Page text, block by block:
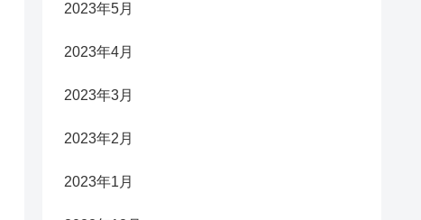
2023年5月
2023年4月
2023年3月
2023年2月
2023年1月